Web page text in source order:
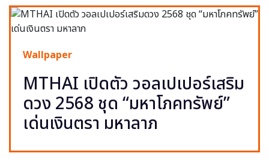
Wallpaper
MTHAI เปิดตัว วอลเปเปอร์เสริม
ดวง 2568 ชุด “มหาโภคทรัพย์”
เด่นเงินตรา มหาลาภ